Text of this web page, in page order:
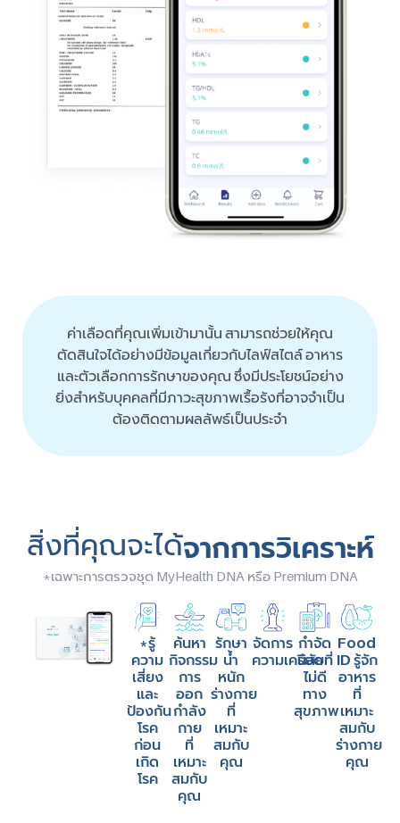
ค่าเลือดที่คุณเพิ่มเข้ามานั้น สามารถช่วยให้คุณ
ตัดสินใจได้อย่างมีข้อมูลเกี่ยวกับไลฟ์สไตล์ อาหาร
และตัวเลือกการรักษาของคุณ ซึ่งมีประโยชน์อย่าง
ยิ่งสำหรับบุคคลที่มีภาวะสุขภาพเรื้อรังที่อาจจำเป็น
ต้องติดตามผลลัพธ์เป็นประจำ
สิ่งที่คุณจะได้จากการวิเคราะห์
*เฉพาะการตรวจชุด MyHealth DNA หรือ Premium DNA
*รู้
ความ
เสี่ยง
และ
ป้องกัน
โรค
ก่อน
เกิด
โรค
ค้นหา
กิจกรรม
การ
ออก
กำลัง
กาย
ที่
เหมาะ
สมกับ
คุณ
รักษา
น้ำ
หนัก
ร่างกาย
ที่
เหมาะ
สมกับ
คุณ
จัดการ
ความเครียด
กำจัด
นิสัยที่
ไม่ดี
ทาง
สุขภาพ
Food
ID รู้จัก
อาหาร
ที่
เหมาะ
สมกับ
ร่างกาย
คุณ